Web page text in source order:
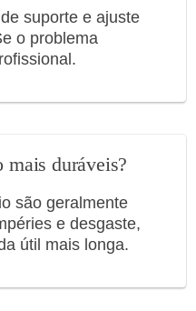
suporte e ajuste
o problema
mais duráveis?
são geralmente
e desgaste,
útil mais longa.